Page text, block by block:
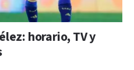
horario, TV y